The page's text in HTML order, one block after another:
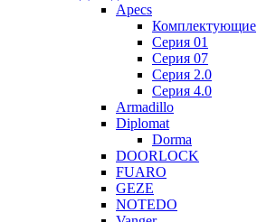
Apecs
Комплектующие
Серия 01
Серия 07
Серия 2.0
Серия 4.0
Armadillo
Diplomat
Dorma
DOORLOCK
FUARO
GEZE
NOTEDO